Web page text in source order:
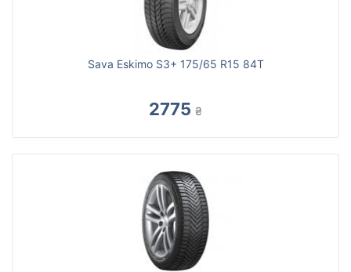
Sava Eskimo S3+ 175/65 R15 84T
2775 ₴